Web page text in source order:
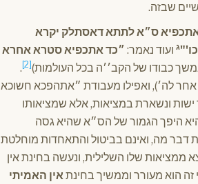
שבזה.
אתכפיא ס״א לתתא דאסתלק יקרא
ג ועוד נאמר: ״כד אתכפיא סטרא אחרא
כבודו של הקב׳׳ה בכל העולמות)[2]
.
לה׳), ואפילו מעבודת ״אתהפכא חשוכא
ונשארת במציאות, אלא שמציאותו
היפך הגמור של הס״א שהיא גסה
מה, ואינם בביטול והתאחדות מוחלטת
ממציאות שלו השלילית, ונעשה בחינת אין
זה הוא מעורר וממשיך בחינתאין האמיתי